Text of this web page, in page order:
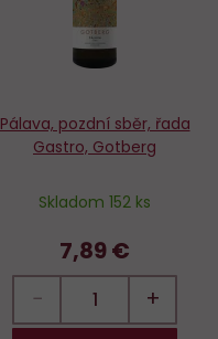
Pálava, pozdní sběr, řada
Gastro, Gotberg
Skladom 152 ks
7,89 €
− +